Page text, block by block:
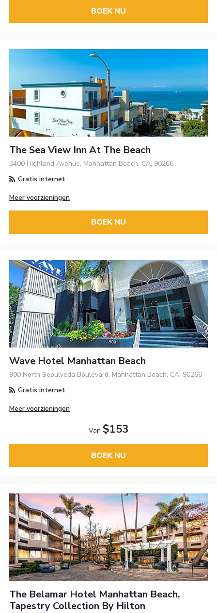
BOEK NU
The Sea View Inn At The Beach
3400 Highland Avenue, Manhattan Beach, CA, 90266
Gratis internet
Meer voorzieningen
BOEK NU
Wave Hotel Manhattan Beach
900 North Sepulveda Boulevard, Manhattan Beach, CA, 90266
Gratis internet
Meer voorzieningen
Van $153
BOEK NU
The Belamar Hotel Manhattan Beach,
Tapestry Collection By Hilton